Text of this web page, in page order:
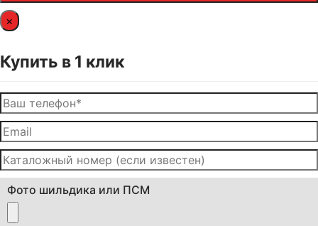
×
Купить в 1 клик
Фото шильдика или ПСМ